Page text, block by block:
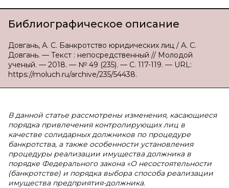
Библиографическое описание
Довгань, А. С. Банкротство юридических лиц / А. С.
Довгань. — Текст : непосредственный // Молодой
ученый. — 2018. — № 49 (235). — С. 117-119. — URL:
https://moluch.ru/archive/235/54438.
В данной статье рассмотрены изменения, касающиеся
порядка привлечения контролирующих лиц в
качестве солидарных должников по процедуре
банкротства, а также особенности установления
процедуры реализации имущества должника в
порядке Федерального закона «О несостоятельности
(банкротстве) и порядка выбора способа реализации
имущества предприятия-должника.